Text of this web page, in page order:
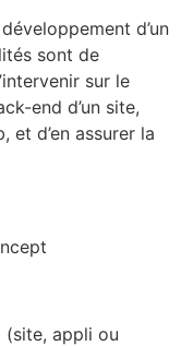
d’un
sont de
sur le
end d’un site,
et d’en assurer la
(site, appli ou